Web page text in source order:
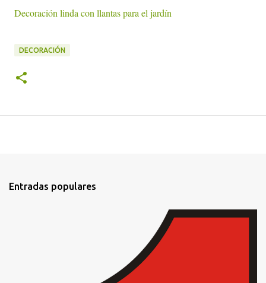
Decoración linda con llantas para el jardín
DECORACIÓN
Entradas populares